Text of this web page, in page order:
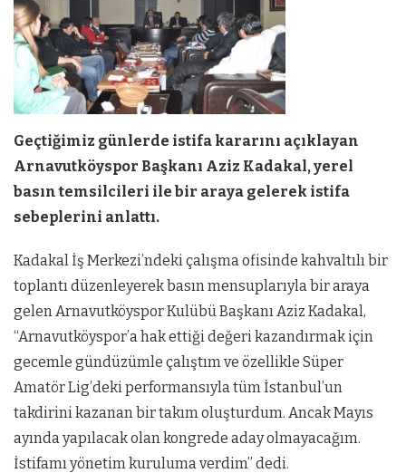
Geçtiğimiz günlerde istifa kararını açıklayan
Arnavutköyspor Başkanı Aziz Kadakal, yerel
basın temsilcileri ile bir araya gelerek istifa
sebeplerini anlattı.
Kadakal İş Merkezi’ndeki çalışma ofisinde kahvaltılı bir
toplantı düzenleyerek basın mensuplarıyla bir araya
gelen Arnavutköyspor Kulübü Başkanı Aziz Kadakal,
“Arnavutköyspor’a hak ettiği değeri kazandırmak için
gecemle gündüzümle çalıştım ve özellikle Süper
Amatör Lig’deki performansıyla tüm İstanbul’un
takdirini kazanan bir takım oluşturdum. Ancak Mayıs
ayında yapılacak olan kongrede aday olmayacağım.
İstifamı yönetim kuruluma verdim” dedi.